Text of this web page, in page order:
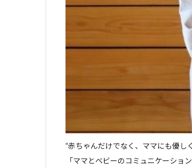
”赤ちゃんだけでなく、ママにも優し
「ママとベビーのコミュニケーション